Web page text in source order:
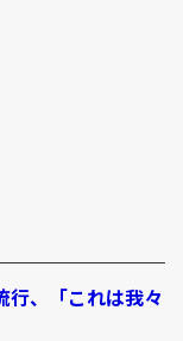
行、「これは我々